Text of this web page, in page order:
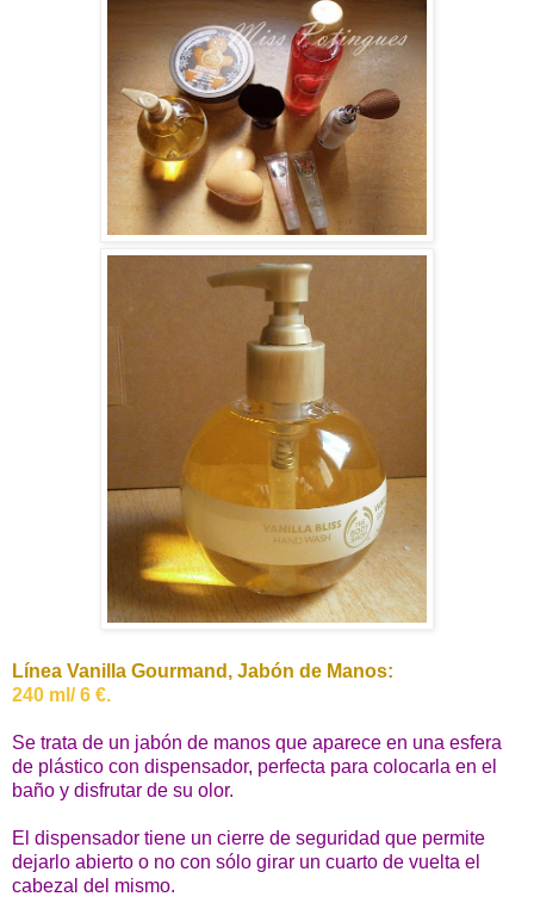
Línea Vanilla Gourmand, Jabón de Manos:
240 ml/ 6 €.
Se trata de un jabón de manos que aparece en una esfera
de plástico con dispensador, perfecta para colocarla en el
baño y disfrutar de su olor.
El dispensador tiene un cierre de seguridad que permite
dejarlo abierto o no con sólo girar un cuarto de vuelta el
cabezal del mismo.